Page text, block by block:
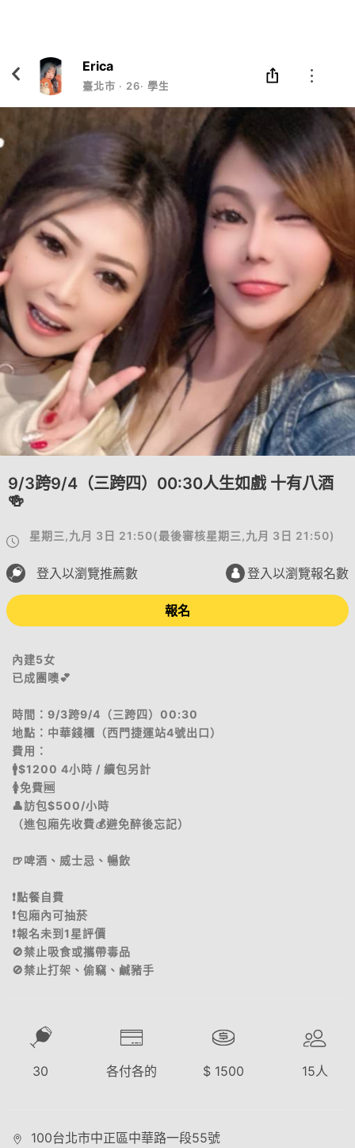
Erica
臺北市 ‧ 26‧ 學生
9/3跨9/4（三跨四）00:30人生如戲 十有八酒
🍻
星期三,九月 3日 21:50(最後審核星期三,九月 3日 21:50)
登入以瀏覽推薦數 登入以瀏覽報名數
報名
內建5女
已成團噢💕
時間：9/3跨9/4（三跨四）00:30
地點：中華錢櫃（西門捷運站4號出口）
費用：
🚹$1200 4小時 / 續包另計
🚺免費🆓
👤訪包$500/小時
（進包廂先收費💰避免醉後忘記）
🍺啤酒、威士忌、暢飲
❗️點餐自費
❗️包廂內可抽菸
❗️報名未到1星評價
🚫禁止吸食或攜帶毒品
🚫禁止打架、偷竊、鹹豬手
30 各付各的 $ 1500 15人
100台北市中正區中華路一段55號